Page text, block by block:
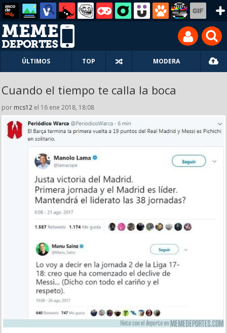
ÚLTIMOS TOP MODERA
Cuando el tiempo te calla la boca
por mcs12 el 16 ene 2018, 18:08